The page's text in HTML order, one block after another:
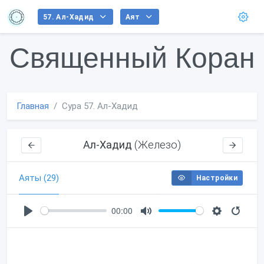
57. Ал-Хадид Аят
Священный Коран
Главная Сура 57. Ал-Хадид
Ал-Хадид (Железо)
Аяты (29) Настройки
00:00